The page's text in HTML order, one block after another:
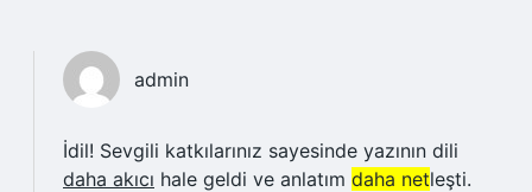
admin
İdil! Sevgili katkılarınız sayesinde yazının dili
daha akıcı hale geldi ve anlatım daha netleşti.